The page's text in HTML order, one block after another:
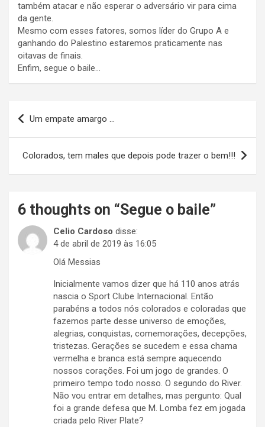
também atacar e não esperar o adversário vir para cima
da gente.
Mesmo com esses fatores, somos líder do Grupo A e
ganhando do Palestino estaremos praticamente nas
oitavas de finais.
Enfim, segue o baile…
Navegação
de
Post
Um empate amargo …
Colorados, tem males que depois pode trazer o bem!!!
6 thoughts on “Segue o baile”
Celio Cardoso disse:
4 de abril de 2019 às 16:05
Olá Messias
Inicialmente vamos dizer que há 110 anos atrás
nascia o Sport Clube Internacional. Então
parabéns a todos nós colorados e coloradas que
fazemos parte desse universo de emoções,
alegrias, conquistas, comemorações, decepções,
tristezas. Gerações se sucedem e essa chama
vermelha e branca está sempre aquecendo
nossos corações. Foi um jogo de grandes. O
primeiro tempo todo nosso. O segundo do River.
Não vou entrar em detalhes, mas pergunto: Qual
foi a grande defesa que M. Lomba fez em jogada
criada pelo River Plate?